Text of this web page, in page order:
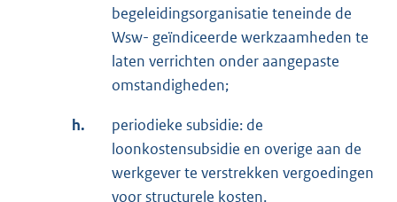
begeleidingsorganisatie teneinde de
Wsw- geïndiceerde werkzaamheden te
laten verrichten onder aangepaste
omstandigheden;
h.
periodieke subsidie: de
loonkostensubsidie en overige aan de
werkgever te verstrekken vergoedingen
voor structurele kosten.